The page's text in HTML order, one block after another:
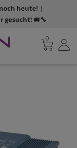
heute! |
gesucht! 🚐🔧
0